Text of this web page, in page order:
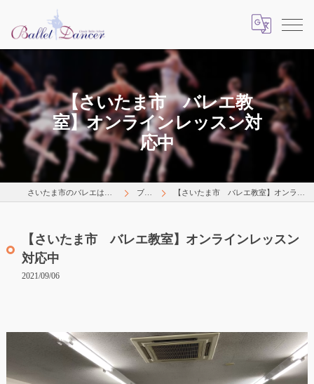
【さいたま市 バレエ教
室】オンラインレッスン対
応中
ブログ 【さいたま市 バレエ教室】オンラインレッスン対応中
【さいたま市 バレエ教室】オンラインレッスン
対応中
2021/09/06